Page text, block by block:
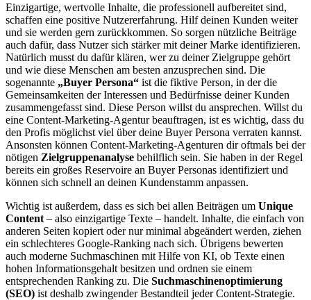
Einzigartige, wertvolle Inhalte, die professionell aufbereitet sind,
schaffen eine positive Nutzererfahrung. Hilf deinen Kunden weiter
und sie werden gern zurückkommen. So sorgen nützliche Beiträge
auch dafür, dass Nutzer sich stärker mit deiner Marke identifizieren.
Natürlich musst du dafür klären, wer zu deiner Zielgruppe gehört
und wie diese Menschen am besten anzusprechen sind. Die
sogenannte „Buyer Persona“ ist die fiktive Person, in der die
Gemeinsamkeiten der Interessen und Bedürfnisse deiner Kunden
zusammengefasst sind. Diese Person willst du ansprechen. Willst du
eine Content-Marketing-Agentur beauftragen, ist es wichtig, dass du
den Profis möglichst viel über deine Buyer Persona verraten kannst.
Ansonsten können Content-Marketing-Agenturen dir oftmals bei der
nötigen Zielgruppenanalyse behilflich sein. Sie haben in der Regel
bereits ein großes Reservoire an Buyer Personas identifiziert und
können sich schnell an deinen Kundenstamm anpassen.
Wichtig ist außerdem, dass es sich bei allen Beiträgen um Unique
Content – also einzigartige Texte – handelt. Inhalte, die einfach von
anderen Seiten kopiert oder nur minimal abgeändert werden, ziehen
ein schlechteres Google-Ranking nach sich. Übrigens bewerten
auch moderne Suchmaschinen mit Hilfe von KI, ob Texte einen
hohen Informationsgehalt besitzen und ordnen sie einem
entsprechenden Ranking zu. Die Suchmaschinenoptimierung
(SEO) ist deshalb zwingender Bestandteil jeder Content-Strategie.